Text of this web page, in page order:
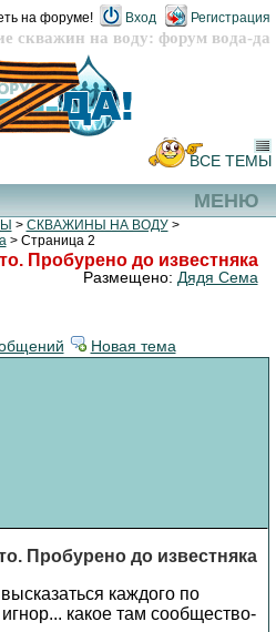
скважин на воду: форум вода-да
на форуме! Вход Регистрация
МЕНЮ
ВСЕ ТЕМЫ
> СКВАЖИНЫ НА ВОДУ>
> Страница 2
Пробурено до известняка
Размещено: Дядя Сема
Новая тема
Пробурено до известняка
каждого по
какое там сообщество-